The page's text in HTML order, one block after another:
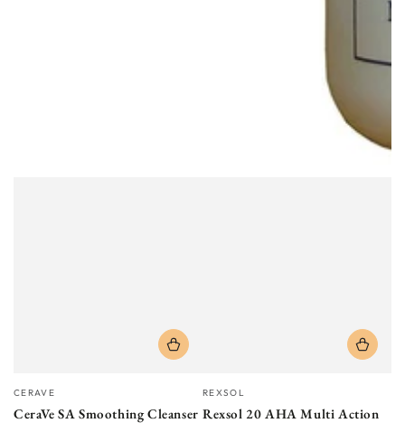
Vendor:
CERAVE
CeraVe SA Smoothing Cleanser
Vendor:
REXSOL
Rexsol 20 AHA Multi Action